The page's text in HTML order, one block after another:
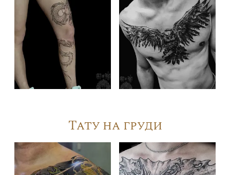
Тату на груди